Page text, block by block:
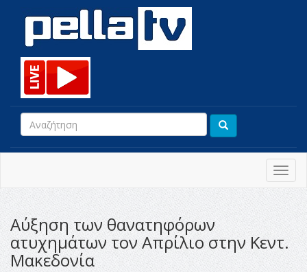
Αύξηση των θανατηφόρων
ατυχημάτων τον Απρίλιο στην Κεντ.
Μακεδονία